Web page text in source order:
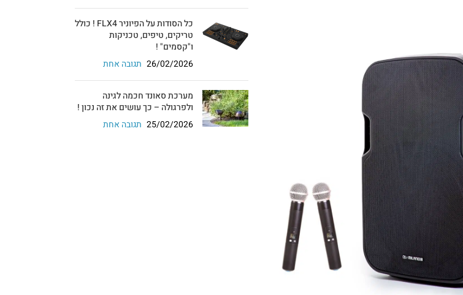
כל הסודות על הפיוניר FLX4 ! כולל
טריקים, טיפים, טכניקות
ו"קסמים" !
26/02/2026 תגובה אחת
מערכת סאונד חכמה לגינה
ולפרגולה – כך עושים את זה נכון !
25/02/2026 תגובה אחת